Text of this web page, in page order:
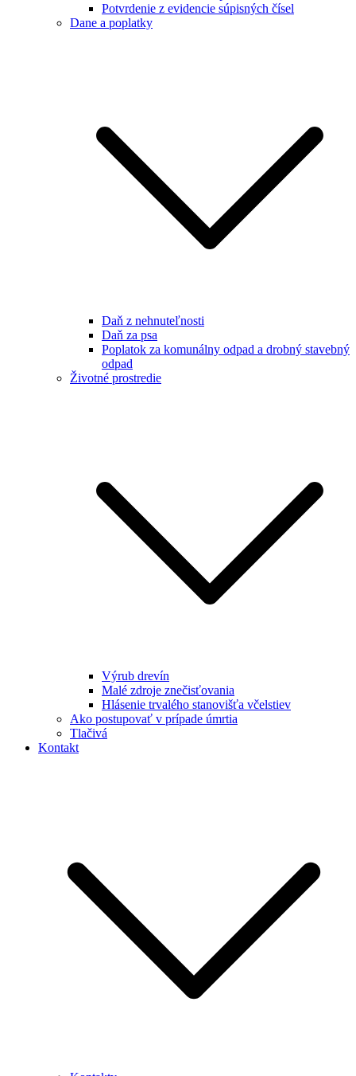
Potvrdenie z evidencie súpisných čísel
Dane a poplatky
Daň z nehnuteľnosti
Daň za psa
Poplatok za komunálny odpad a drobný stavebný
odpad
Životné prostredie
Výrub drevín
Malé zdroje znečisťovania
Hlásenie trvalého stanovišťa včelstiev
Ako postupovať v prípade úmrtia
Tlačivá
Kontakt